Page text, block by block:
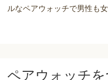
ルなペアウォッチで男性も
ペアウォッチ